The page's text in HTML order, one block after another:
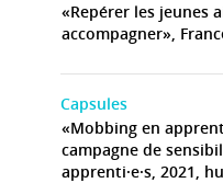
«Repérer les jeunes
accompagner»,
Capsules
«Mobbing en
campagne de
apprenti·e·s, 2021,